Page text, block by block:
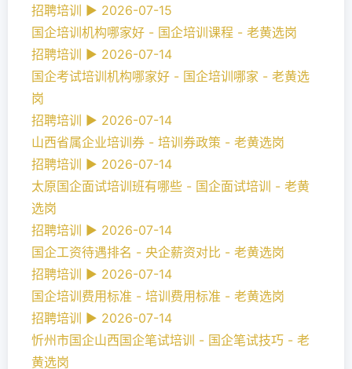
招聘培训 ► 2026-07-15
国企培训机构哪家好 - 国企培训课程 - 老黄选岗
招聘培训 ► 2026-07-14
国企考试培训机构哪家好 - 国企培训哪家 - 老黄选
岗
招聘培训 ► 2026-07-14
山西省属企业培训券 - 培训券政策 - 老黄选岗
招聘培训 ► 2026-07-14
太原国企面试培训班有哪些 - 国企面试培训 - 老黄
选岗
招聘培训 ► 2026-07-14
国企工资待遇排名 - 央企薪资对比 - 老黄选岗
招聘培训 ► 2026-07-14
国企培训费用标准 - 培训费用标准 - 老黄选岗
招聘培训 ► 2026-07-14
忻州市国企山西国企笔试培训 - 国企笔试技巧 - 老
黄选岗